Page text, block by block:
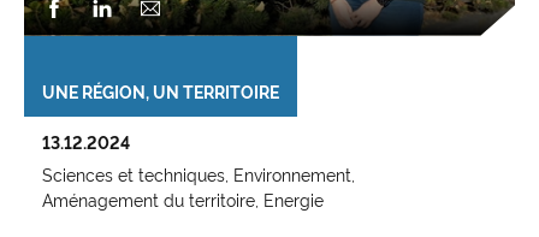
UNE RÉGION, UN TERRITOIRE
13.12.2024
Sciences et techniques Environnement
Aménagement du territoire Energie